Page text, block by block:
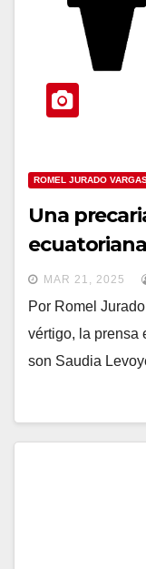
ROMEL JURADO
Una
ecuatoriana
MAR 21, 2025
Por Romel
vértigo, la prensa
son Saudia